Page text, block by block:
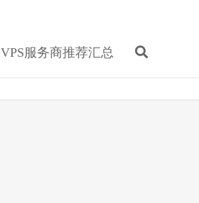
VPS服务商推荐汇总